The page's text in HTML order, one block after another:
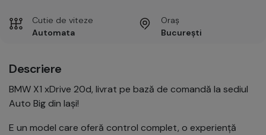
Cutie de viteze
Automata
Oraș
București
Descriere
BMW X1 xDrive 20d, livrat pe bază de comandă la sediul
Auto Big din Iași!
E un model care oferă control complet, o experiență